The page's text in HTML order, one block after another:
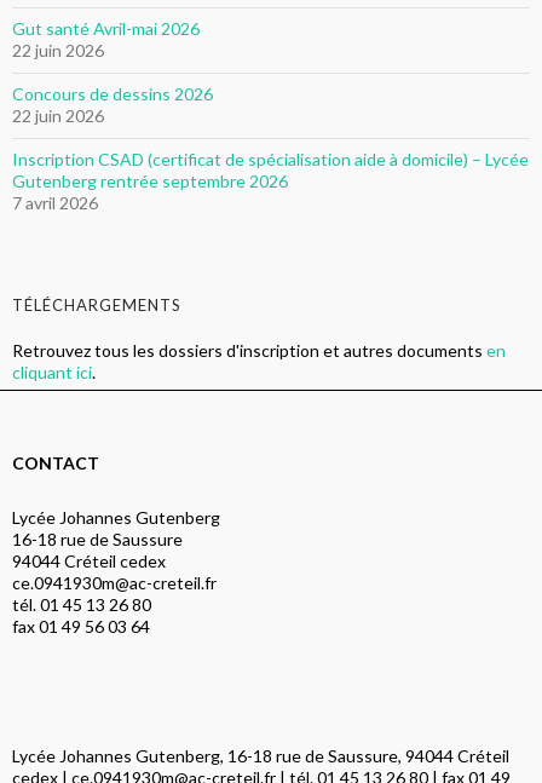
Gut santé Avril-mai 2026
22 juin 2026
Concours de dessins 2026
22 juin 2026
Inscription CSAD (certificat de spécialisation aide à domicile) – Lycée
Gutenberg rentrée septembre 2026
7 avril 2026
TÉLÉCHARGEMENTS
Retrouvez tous les dossiers d'inscription et autres documents en
cliquant ici.
CONTACT
Lycée Johannes Gutenberg
16-18 rue de Saussure
94044 Créteil cedex
ce.0941930m@ac-creteil.fr
tél. 01 45 13 26 80
fax 01 49 56 03 64
Lycée Johannes Gutenberg, 16-18 rue de Saussure, 94044 Créteil
cedex | ce.0941930m@ac-creteil.fr | tél. 01 45 13 26 80 | fax 01 49